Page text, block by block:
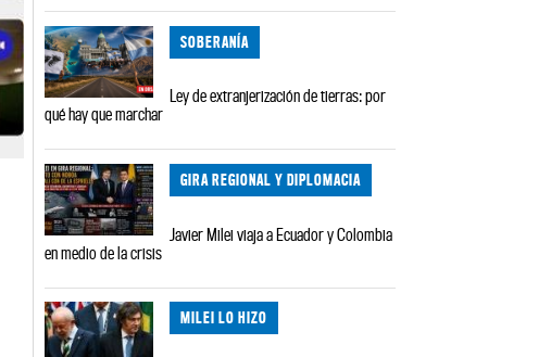
SOBERANÍA
Ley de extranjerización de tierras: por
qué hay que marchar
GIRA REGIONAL Y DIPLOMACIA
Javier Milei viaja a Ecuador y Colombia
en medio de la crisis
MILEI LO HIZO